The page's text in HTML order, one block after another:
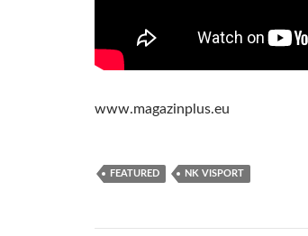
www.magazinplus.eu
FEATURED NK VISPORT